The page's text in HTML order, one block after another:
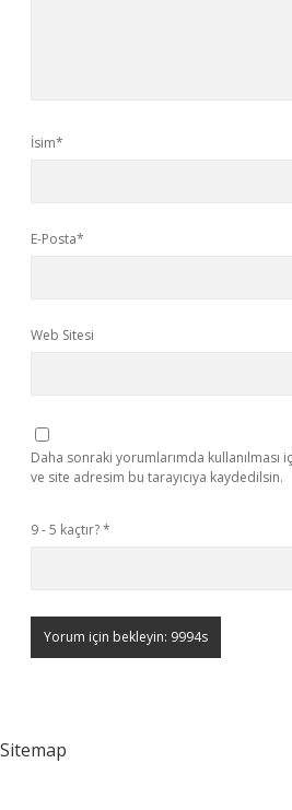
İsim*
E-Posta*
Web Sitesi
Daha sonraki yorumlarımda kullanılması
ve site adresim bu tarayıcıya kaydedilsin.
9 - 5 kaçtır?*
Sitemap